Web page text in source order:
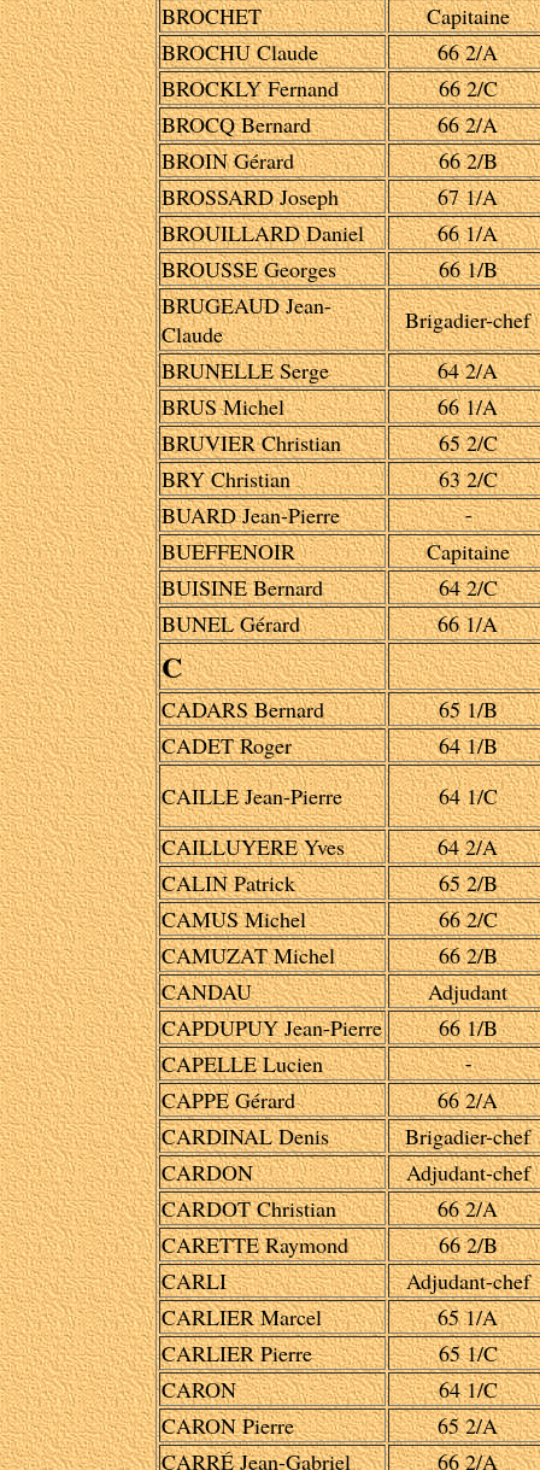
BROCHET
Capitaine
BROCHU Claude
66 2/A
BROCKLY Fernand
66 2/C
BROCQ Bernard
66 2/A
BROIN Gérard
66 2/B
BROSSARD Joseph
67 1/A
BROUILLARD Daniel
66 1/A
BROUSSE Georges
66 1/B
BRUGEAUD Jean-
Claude
Brigadier-chef
BRUNELLE Serge
64 2/A
BRUS Michel
66 1/A
BRUVIER Christian
65 2/C
BRY Christian
63 2/C
BUARD Jean-Pierre
-
BUEFFENOIR
Capitaine
BUISINE Bernard
64 2/C
BUNEL Gérard
66 1/A
C
CADARS Bernard
65 1/B
CADET Roger
64 1/B
CAILLE Jean-Pierre
64 1/C
CAILLUYERE Yves
64 2/A
CALIN Patrick
65 2/B
CAMUS Michel
66 2/C
CAMUZAT Michel
66 2/B
CANDAU
Adjudant
CAPDUPUY Jean-Pierre
66 1/B
CAPELLE Lucien
-
CAPPE Gérard
66 2/A
CARDINAL Denis
Brigadier-chef
CARDON
Adjudant-chef
CARDOT Christian
66 2/A
CARETTE Raymond
66 2/B
CARLI
Adjudant-chef
CARLIER Marcel
65 1/A
CARLIER Pierre
65 1/C
CARON
64 1/C
CARON Pierre
65 2/A
CARRÉ Jean-Gabriel
66 2/A